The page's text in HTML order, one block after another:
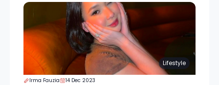
Lifestyle
Irma Fauzia 14 Dec 2023